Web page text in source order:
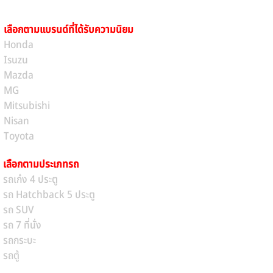
เลือกตามแบรนด์ที่ได้รับความนิยม
Honda
Isuzu
Mazda
MG
Mitsubishi
Nisan
Toyota
เลือกตามประเภทรถ
รถเก๋ง 4 ประตู
รถ Hatchback 5 ประตู
รถ SUV
รถ 7 ที่นั่ง
รถกระบะ
รถตู้